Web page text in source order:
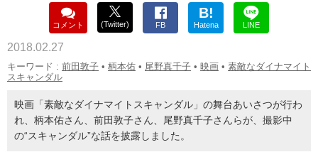
コメント (Twitter) FB
B!
Hatena LINE
2018.02.27
キーワード : 前田敦子 • 柄本佑 • 尾野真千子 • 映画 • 素敵なダイナマイト
スキャンダル
映画「素敵なダイナマイトスキャンダル」の舞台あいさつが行わ
れ、柄本佑さん、前田敦子さん、尾野真千子さんらが、撮影中
の“スキャンダル”な話を披露しました。